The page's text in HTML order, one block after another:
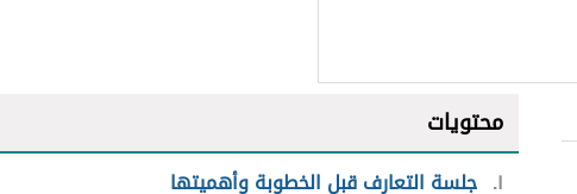
محتويات
١ جلسة التعارف قبل الخطوبة وأهميتها